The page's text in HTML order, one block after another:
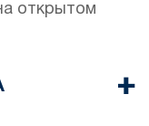
открытом